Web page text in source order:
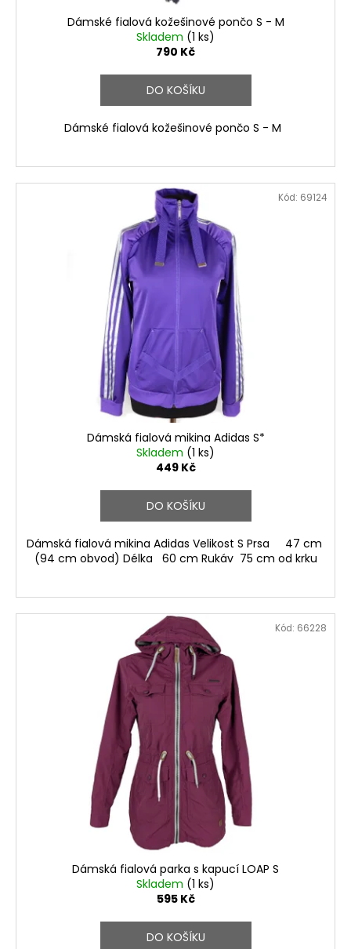
Dámské fialová kožešinové pončo S - M
Skladem (1 ks)
790 Kč
DO KOŠÍKU
Dámské fialová kožešinové pončo S - M
Dámská fialová mikina Adidas S*
Skladem (1 ks)
449 Kč
DO KOŠÍKU
Dámská fialová mikina Adidas Velikost S Prsa 47 cm
(94 cm obvod) Délka 60 cm Rukáv 75 cm od krku
Kód: 69124
Dámská fialová parka s kapucí LOAP S
Skladem (1 ks)
595 Kč
DO KOŠÍKU
Kód: 66228